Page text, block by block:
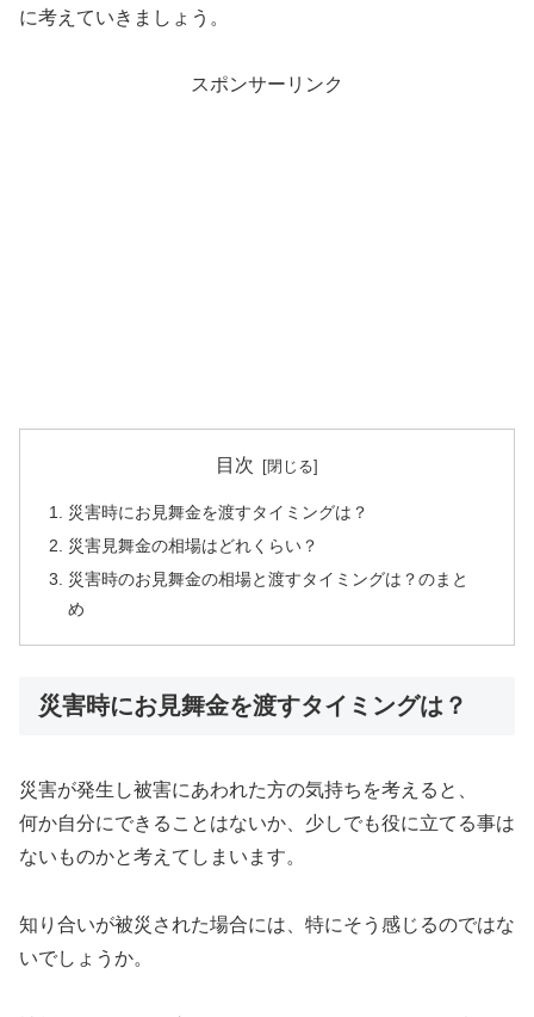
に考えていきましょう。
スポンサーリンク
目次
災害時にお見舞金を渡すタイミングは？
災害見舞金の相場はどれくらい？
災害時のお見舞金の相場と渡すタイミングは？のまと
め
災害時にお見舞金を渡すタイミングは？
災害が発生し被害にあわれた方の気持ちを考えると、
何か自分にできることはないか、少しでも役に立てる事は
ないものかと考えてしまいます。
知り合いが被災された場合には、特にそう感じるのではな
いでしょうか。